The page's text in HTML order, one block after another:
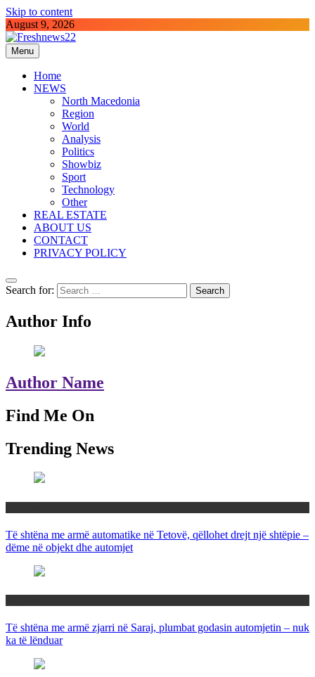
Skip to content
August 9, 2026
Freshnews22
Best News Website in North Macedonia
Menu
Home
NEWS
North Macedonia
Region
World
Analysis
Politics
Showbiz
Sport
Technology
Other
REAL ESTATE
ABOUT US
CONTACT
PRIVACY POLICY
Search for:
Author Info
Author Name
Find Me On
Trending News
Të shtëna me armë automatike në Tetovë, qëllohet drejt një shtëpie –
dëme në objekt dhe automjet
Të shtëna me armë zjarri në Saraj, plumbat godasin automjetin – nuk
ka të lënduar